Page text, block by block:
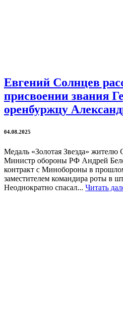
Евгений Солнцев
присвоении звания
оренбуржцу
04.08.2025
Медаль «Золотая Звезда» жителю
Министр обороны РФ Андрей
контракт с Минобороны в
заместителем командира роты в
Неоднократно спасал... Читать